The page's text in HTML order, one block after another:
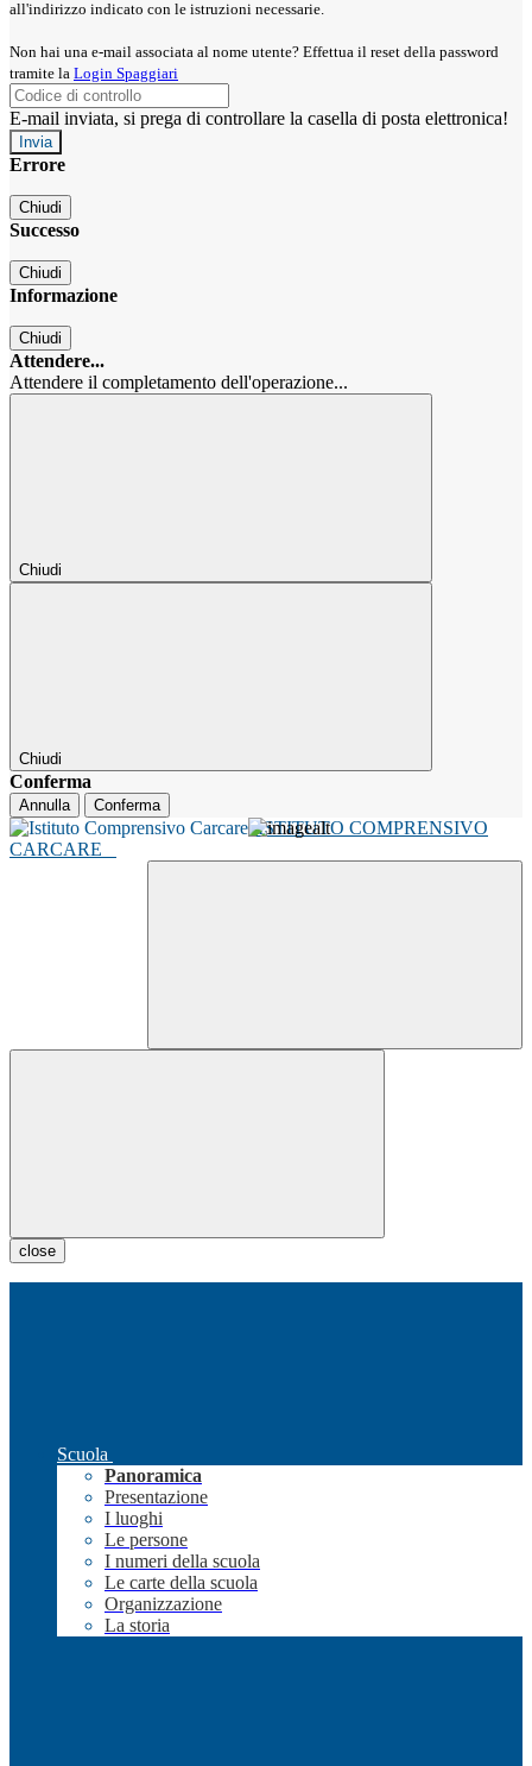
all'indirizzo indicato con le istruzioni necessarie.
Non hai una e-mail associata al nome utente? Effettua il reset della password
tramite la Login Spaggiari
E-mail inviata, si prega di controllare la casella di posta elettronica!
Errore
Chiudi
Successo
Chiudi
Informazione
Chiudi
Attendere...
Attendere il completamento dell'operazione...
Chiudi
Chiudi
Conferma
Annulla Conferma
ISTITUTO COMPRENSIVO
CARCARE
close
Scuola
Panoramica
Presentazione
I luoghi
Le persone
I numeri della scuola
Le carte della scuola
Organizzazione
La storia